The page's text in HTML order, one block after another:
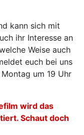
kann sich mit
ihr Interesse an
Weise auch
euch bei uns
um 19 Uhr
wird das
Schaut doch